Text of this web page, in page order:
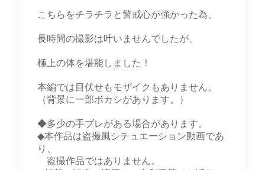
こちらをチラチラと警戒心が強かった為、
長時間の撮影は叶いませんでしたが、
極上の体を堪能しました！
本編では目伏せもモザイクもありません。
（背景に一部ボカシがあります。）
◆多少の手ブレがある場合があります。
◆本作品は盗撮風シチュエーション動画であ
り、
盗撮作品ではありません。